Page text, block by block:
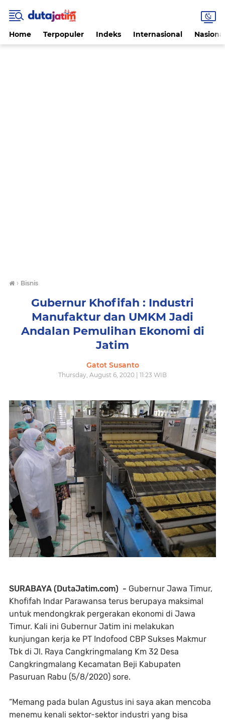
Home Terpopuler Indeks Internasional
› Bisnis
Gubernur Khofifah : Industri
Manufaktur dan UMKM Jadi
Andalan Pemulihan Ekonomi di
Jatim
Gatot Susanto
Thursday, August 6, 2020 | 11:23 WIB
SURABAYA (DutaJatim.com) - Gubernur Jawa Timur,
Khofifah Indar Parawansa terus berupaya maksimal
untuk mendongkrak pergerakan ekonomi di Jawa
Timur. Kali ini Gubernur Jatim ini melakukan
kunjungan kerja ke PT Indofood CBP Sukses Makmur
Tbk di Jl. Raya Cangkringmalang Km 32 Desa
Cangkringmalang Kecamatan Beji Kabupaten
Pasuruan Rabu (5/8/2020) sore.
“Memang pada bulan Agustus ini saya akan mencoba
menemu kenali sektor-sektor industri yang bisa